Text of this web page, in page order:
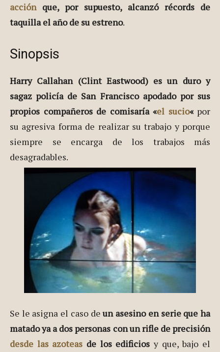
acciónque, por supuesto, alcanzó récords de
taquilla el año de su estreno.
Sinopsis
Harry Callahan (Clint Eastwood) es un duro y
sagaz policía de San Francisco apodado por sus
propios compañeros de comisaría «el sucio«por
su agresiva forma de realizar su trabajo y porque
siempre se encarga de los trabajos más
desagradables.
Se le asigna el caso deun asesino en serie que ha
matado ya a dos personas con un rifle de precisión
desde las azoteas de los edificios y que, bajo el